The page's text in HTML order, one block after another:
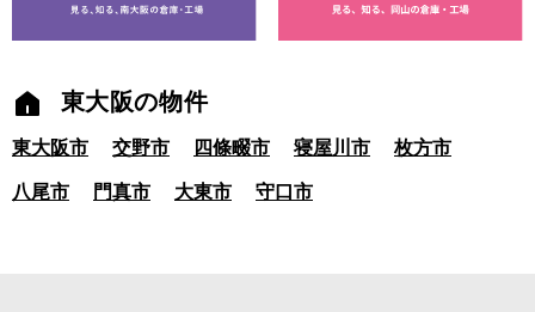
東大阪の物件
東大阪市 交野市 四條畷市 寝屋川市 枚方市
八尾市 門真市 大東市 守口市